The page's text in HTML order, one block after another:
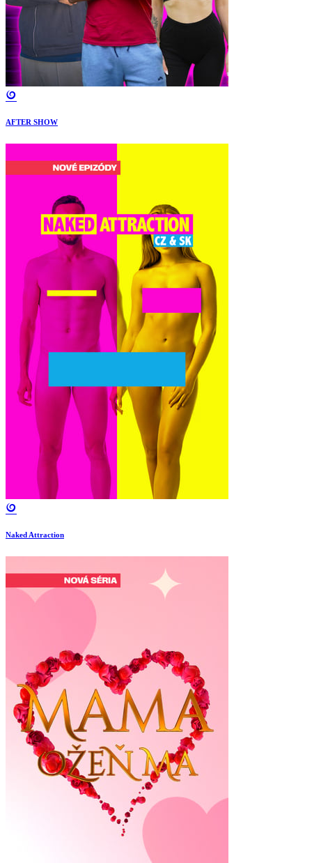
AFTER SHOW
Naked Attraction